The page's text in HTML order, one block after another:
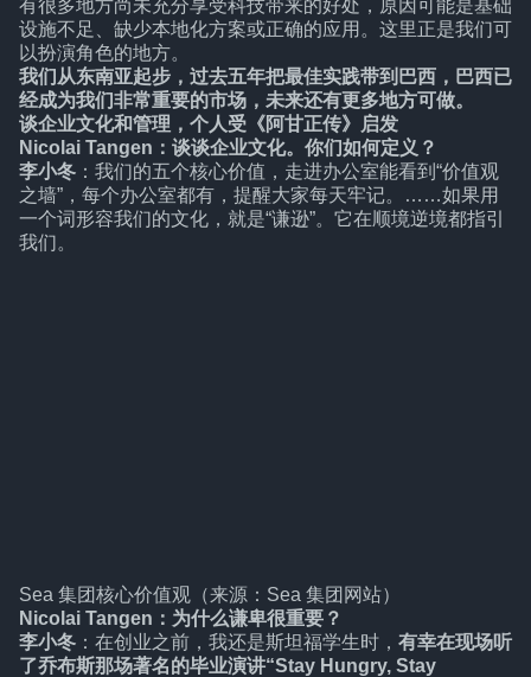
有很多地方尚未充分享受科技带来的好处，原因可能是基础
设施不足、缺少本地化方案或正确的应用。这里正是我们可
以扮演角色的地方。
我们从东南亚起步，过去五年把最佳实践带到巴西，巴西已
经成为我们非常重要的市场，未来还有更多地方可做。
谈企业文化和管理，个人受《阿甘正传》启发
Nicolai Tangen：谈谈企业文化。你们如何定义？
李小冬 ：我们的五个核心价值，走进办公室能看到“价值观
之墙”，每个办公室都有，提醒大家每天牢记。……如果用
一个词形容我们的文化，就是“谦逊”。它在顺境逆境都指引
我们。
Sea 集团核心价值观（来源：Sea 集团网站）
Nicolai Tangen：为什么谦卑很重要？
李小冬 ：在创业之前，我还是斯坦福学生时， 有幸在现场听
了乔布斯那场著名的毕业演讲“Stay Hungry, Stay